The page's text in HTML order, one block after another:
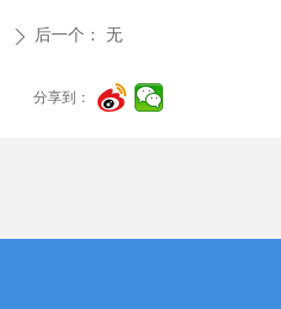
ꄲ 后一个： 无
分享到：